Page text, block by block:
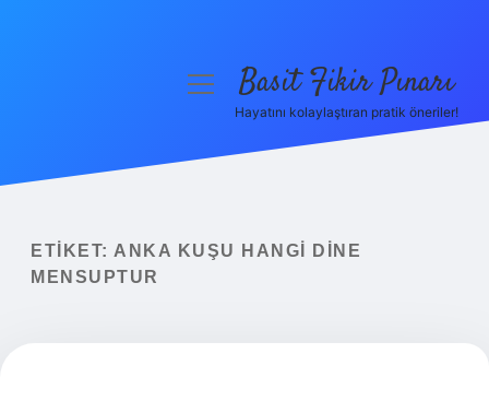
Yasal Uyarı
menüyüBasit Fikir Pınarı
Hayatını kolaylaştıran pratik öneriler!
ETIKET: ANKA KUŞU HANGI DINE
MENSUPTUR